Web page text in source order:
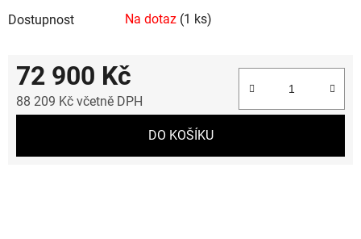
Dostupnost Na dotaz (1 ks)
72 900 Kč
88 209 Kč včetně DPH
DO KOŠÍKU